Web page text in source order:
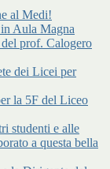
al Medi!
in Aula Magna
prof. Calogero
dei Licei per
la 5F del Liceo
studenti e alle
a questa bella